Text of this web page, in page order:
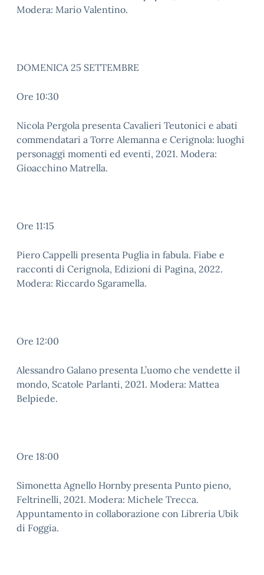
Modera: Mario Valentino.
DOMENICA 25 SETTEMBRE
Ore 10:30
Nicola Pergola presenta Cavalieri Teutonici e abati
commendatari a Torre Alemanna e Cerignola: luoghi
personaggi momenti ed eventi, 2021. Modera:
Gioacchino Matrella.
Ore 11:15
Piero Cappelli presenta Puglia in fabula. Fiabe e
racconti di Cerignola, Edizioni di Pagina, 2022.
Modera: Riccardo Sgaramella.
Ore 12:00
Alessandro Galano presenta L’uomo che vendette il
mondo, Scatole Parlanti, 2021. Modera: Mattea
Belpiede.
Ore 18:00
Simonetta Agnello Hornby presenta Punto pieno,
Feltrinelli, 2021. Modera: Michele Trecca.
Appuntamento in collaborazione con Libreria Ubik
di Foggia.